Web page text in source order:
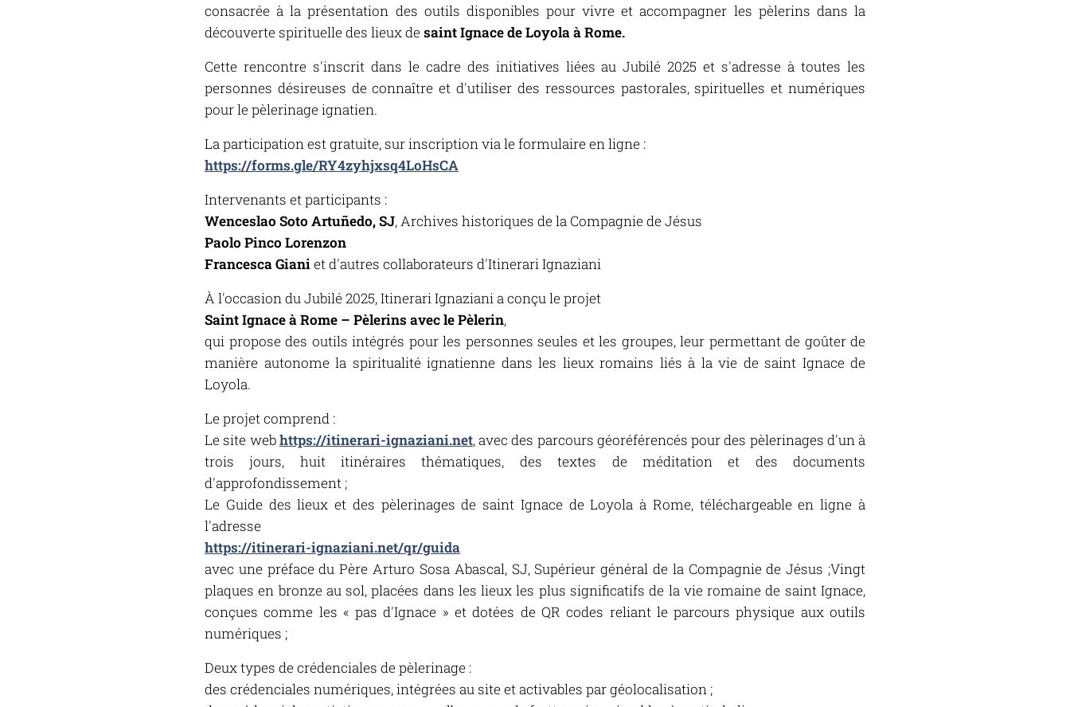
consacrée à la présentation des outils disponibles pour vivre et accompagner les pèlerins dans la
découverte spirituelle des lieux desaint Ignace de Loyola à Rome.
Cette rencontre s'inscrit dans le cadre des initiatives liées au Jubilé 2025 et s'adresse à toutes les
personnes désireuses de connaître et d'utiliser des ressources pastorales, spirituelles et numériques
pour le pèlerinage ignatien.
La participation est gratuite, sur inscription via le formulaire en ligne :
https://forms.gle/RY4zyhjxsq4LoHsCA
Intervenants et participants :
Wenceslao Soto Artuñedo, SJ, Archives historiques de la Compagnie de Jésus
Paolo Pinco Lorenzon
Francesca Gianiet d'autres collaborateurs d'Itinerari Ignaziani
À l'occasion du Jubilé 2025,Itinerari Ignaziania conçu le projet
Saint Ignace à Rome – Pèlerins avec le Pèlerin,
qui propose des outils intégrés pour les personnes seules et les groupes, leur permettant de goûter de
manière autonome la spiritualité ignatienne dans les lieux romains liés à la vie de saint Ignace de
Loyola.
Le projet comprend :
Le site webhttps://itinerari-ignaziani.net, avec des parcours géoréférencés pour des pèlerinages d'un à
trois jours, huit itinéraires thématiques, des textes de méditation et des documents
d'approfondissement ;
Le Guide des lieux et des pèlerinages de saint Ignace de Loyola à Rome, téléchargeable en ligne à
l'adresse
https://itinerari-ignaziani.net/qr/guida
avec une préface du Père Arturo Sosa Abascal, SJ, Supérieur général de la Compagnie de Jésus ;Vingt
plaques en bronze au sol, placées dans les lieux les plus significatifs de la vie romaine de saint Ignace,
conçues comme les « pas d'Ignace » et dotées de QR codes reliant le parcours physique aux outils
numériques ;
Deux types de crédenciales de pèlerinage :
des crédenciales numériques, intégrées au site et activables par géolocalisation ;